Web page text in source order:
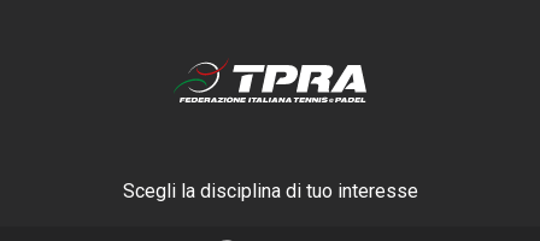
Scegli la disciplina di tuo interesse